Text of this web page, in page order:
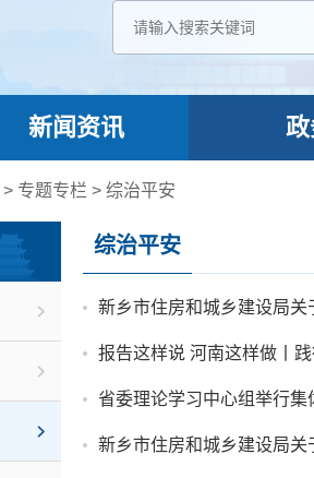
新闻资讯
> 专题专栏 > 综治平安
综治平安
新乡市住房和城乡建设局
报告这样说 河南这样做丨
省委理论学习中心组举行
新乡市住房和城乡建设局